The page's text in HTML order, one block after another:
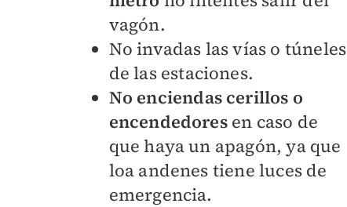
vagón.
No invadas las vías o túneles
de las estaciones.
No enciendas cerillos o
encendedoresen caso de
que haya un apagón, ya que
loa andenes tiene luces de
emergencia.